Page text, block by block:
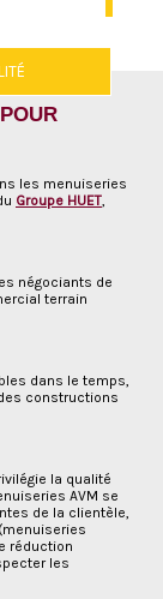
les menuiseries
Groupe HUET,
négociants de
terrain
dans le temps,
constructions
la qualité
AVM se
de la clientèle,
réduction
les